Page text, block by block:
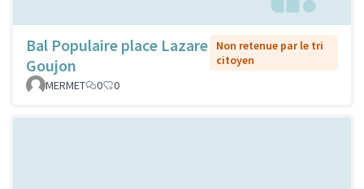
Bal Populaire place Lazare
Goujon
Non retenue par le tri
citoyen
MERMET
0 0